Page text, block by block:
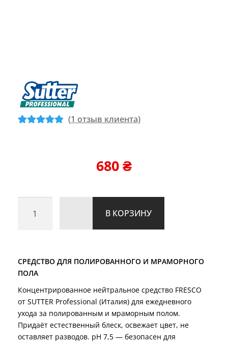
(1 отзыв клиента)
680₴
товара
мраморным
полом
FRESCO
(5
л)
В КОРЗИНУ
СРЕДСТВО ДЛЯ ПОЛИРОВАННОГО И МРАМОРНОГО
ПОЛА
Концентрированное нейтральное средство FRESCO
от SUTTER Professional (Италия) для ежедневного
ухода за полированным и мраморным полом.
Придаёт естественный блеск, освежает цвет, не
оставляет разводов. pH 7,5 — безопасен для